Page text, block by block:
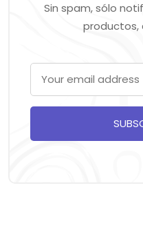
Sin spam, sólo
productos,